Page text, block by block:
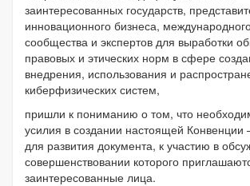
заинтересованных государств,
инновационного бизнеса,
сообщества и экспертов для выработки
правовых и этических норм в сфере
внедрения, использования и
киберфизических систем,
пришли к пониманию о том, что
усилия в создании настоящей Конвенции
для развития документа, к участию в
совершенствовании которого
заинтересованные лица.